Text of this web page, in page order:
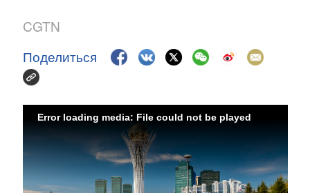
CGTN
Поделиться
Error loading media: File could not be played